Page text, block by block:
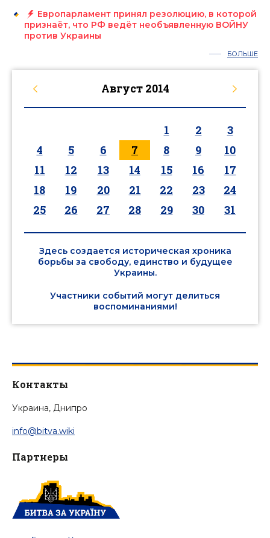
Европарламент принял резолюцию, в которой
признаёт, что РФ ведёт необъявленную ВОЙНУ
против Украины
БОЛЬШЕ
Август 2014
1 2
3
4
5 6 7 8 9
10
11
12 13 14 15 16
17
18
19 20 21 22 23
24
25
26 27 28 29 30 31
Здесь создается историческая хроника
борьбы за свободу, единство и будущее
Украины.
Участники событий могут делиться
воспоминаниями!
Контакты
Украина, Днипро
info@bitva.wiki
Партнеры